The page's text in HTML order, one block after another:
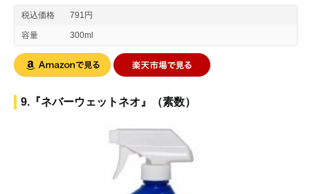
税込価格 791円
容量 300ml
9.『ネバーウェットネオ』（素数）